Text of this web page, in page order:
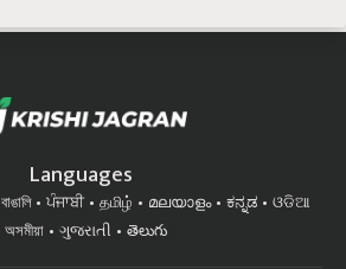
Languages
বাঙালি ਪੰਜਾਬੀ தமிழ் മലയാളം ಕನ್ನಡ
ଓଡିଆ
অসমীয়া
ગુજરાતી తెలుగు